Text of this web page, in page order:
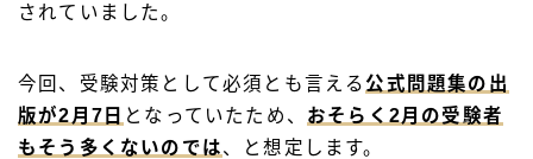
されていました。
今回、受験対策として必須とも言える 公式問題集の出
版が2月7日 となっていたため、 おそらく2月の受験者
もそう多くないのでは、と想定します。